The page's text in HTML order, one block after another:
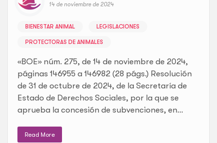
14 de noviembre de 2024
BIENESTAR ANIMAL LEGISLACIONES
PROTECTORAS DE ANIMALES
«BOE» núm. 275, de 14 de noviembre de 2024,
páginas 146955 a 146982 (28 págs.) Resolución
de 31 de octubre de 2024, de la Secretaría de
Estado de Derechos Sociales, por la que se
aprueba la concesión de subvenciones, en...
Read More